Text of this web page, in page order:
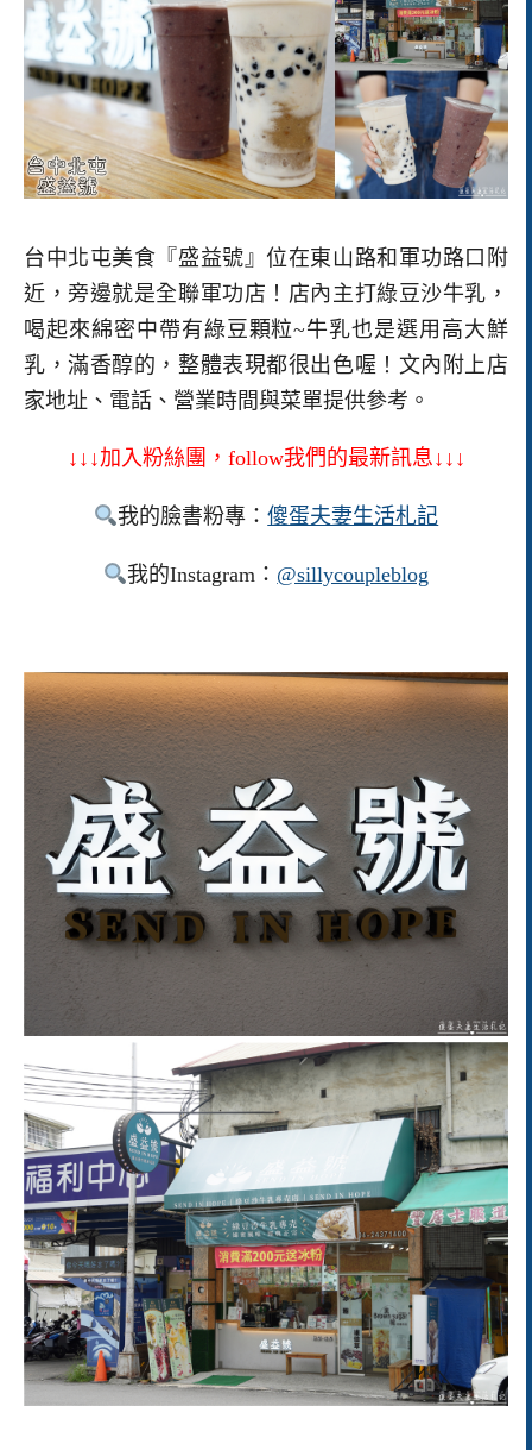
台中北屯美食『盛益號』位在東山路和軍功路口附
近，旁邊就是全聯軍功店！店內主打綠豆沙牛乳，
喝起來綿密中帶有綠豆顆粒~牛乳也是選用高大鮮
乳，滿香醇的，整體表現都很出色喔！文內附上店
家地址、電話、營業時間與菜單提供參考。
↓↓↓加入粉絲團，follow我們的最新訊息↓↓↓
我的臉書粉專：傻蛋夫妻生活札記
我的Instagram： @sillycoupleblog